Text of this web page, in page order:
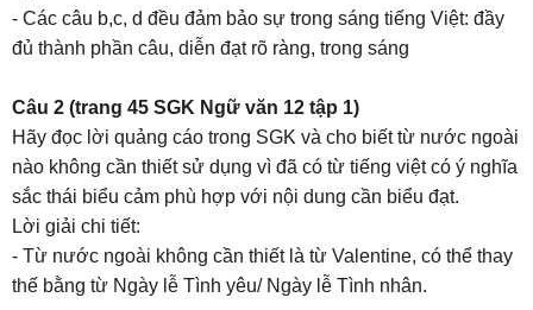
- Các câu b,c, d đều đảm bảo sự trong sáng tiếng Việt: đầy
đủ thành phần câu, diễn đạt rõ ràng, trong sáng
Câu 2 (trang 45 SGK Ngữ văn 12 tập 1)
Hãy đọc lời quảng cáo trong SGK và cho biết từ nước ngoài
nào không cần thiết sử dụng vì đã có từ tiếng việt có ý nghĩa
sắc thái biểu cảm phù hợp với nội dung cần biểu đạt.
Lời giải chi tiết:
- Từ nước ngoài không cần thiết là từ Valentine, có thể thay
thế bằng từ Ngày lễ Tình yêu/ Ngày lễ Tình nhân.